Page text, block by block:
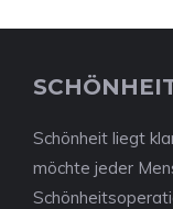
Schönheit liegt
möchte jeder